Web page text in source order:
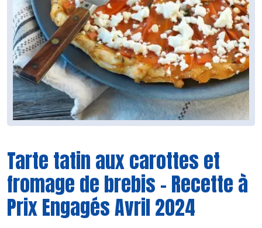
Tarte tatin aux carottes et
fromage de brebis - Recette à
Prix Engagés Avril 2024